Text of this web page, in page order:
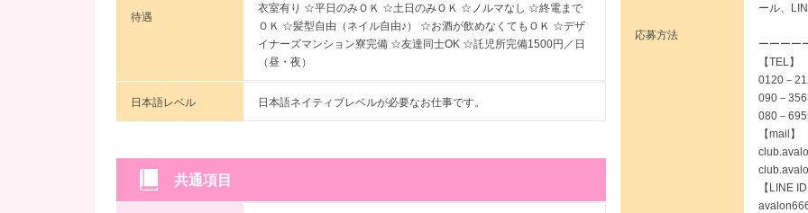
待遇
衣室有り ☆平日のみＯＫ ☆土日のみＯＫ ☆ノルマなし ☆終電まで
ＯＫ ☆髪型自由（ネイル自由♪） ☆お酒が飲めなくてもＯＫ ☆デザ
イナーズマンション寮完備 ☆友達同士OK ☆託児所完備1500円／日
（昼・夜）
日本語レベル 日本語ネイティブレベルが必要なお仕事です。
共通項目
応募方法
ール、
ーーーー
【TEL】
0120－
090－
080－
【mail】
【LINE ID